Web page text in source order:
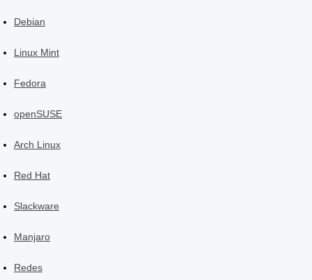
Debian
Linux Mint
Fedora
openSUSE
Arch Linux
Red Hat
Slackware
Manjaro
Redes